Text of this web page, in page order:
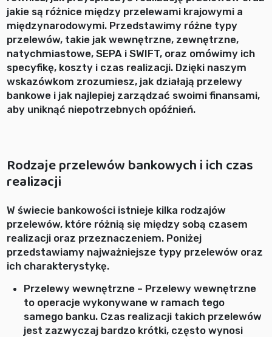
jakie są różnice między przelewami krajowymi a
międzynarodowymi. Przedstawimy różne typy
przelewów, takie jak wewnętrzne, zewnętrzne,
natychmiastowe, SEPA i SWIFT, oraz omówimy ich
specyfikę, koszty i czas realizacji. Dzięki naszym
wskazówkom zrozumiesz, jak działają przelewy
bankowe i jak najlepiej zarządzać swoimi finansami,
aby uniknąć niepotrzebnych opóźnień.
Rodzaje przelewów bankowych i ich czas
realizacji
W świecie bankowości istnieje kilka rodzajów
przelewów, które różnią się między sobą czasem
realizacji oraz przeznaczeniem. Poniżej
przedstawiamy najważniejsze typy przelewów oraz
ich charakterystykę.
Przelewy wewnętrzne – Przelewy wewnętrzne
to operacje wykonywane w ramach tego
samego banku. Czas realizacji takich przelewów
jest zazwyczaj bardzo krótki, często wynosi